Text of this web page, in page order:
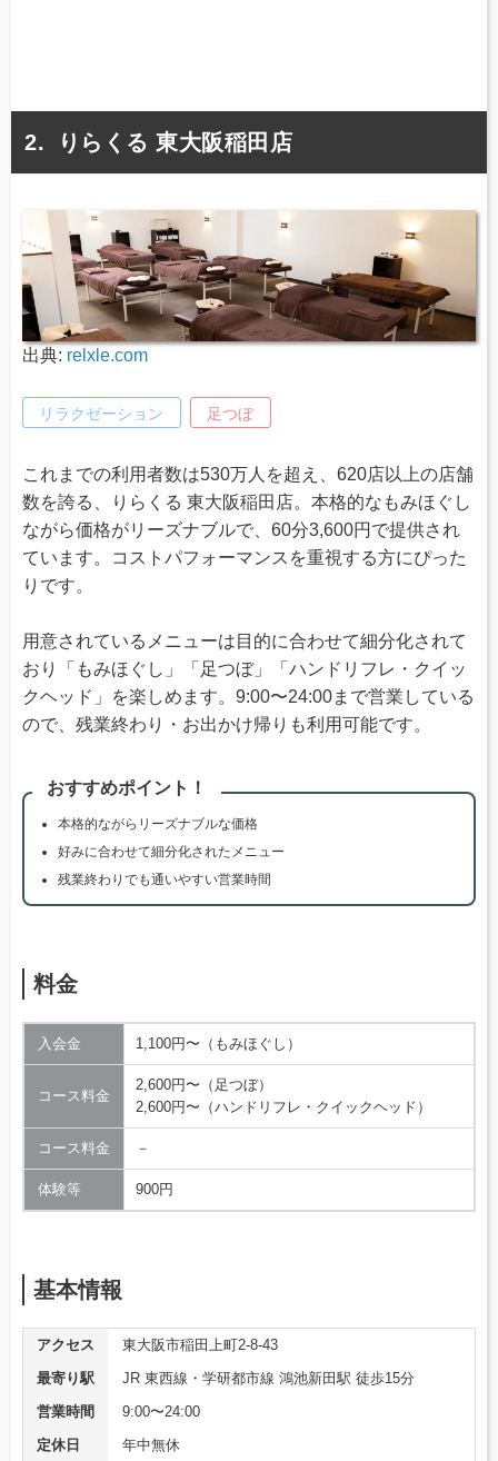
りらくる 東大阪稲田店
出典: relxle.com
リラクゼーション 足つぼ
これまでの利用者数は530万人を超え、620店以上の店舗
数を誇る、りらくる 東大阪稲田店。本格的なもみほぐし
ながら価格がリーズナブルで、60分3,600円で提供され
ています。コストパフォーマンスを重視する方にぴった
りです。
用意されているメニューは目的に合わせて細分化されて
おり「もみほぐし」「足つぼ」「ハンドリフレ・クイッ
クヘッド」を楽しめます。9:00〜24:00まで営業している
ので、残業終わり・お出かけ帰りも利用可能です。
おすすめポイント！
本格的ながらリーズナブルな価格
好みに合わせて細分化されたメニュー
残業終わりでも通いやすい営業時間
料金
入会金 1,100円〜（もみほぐし）
コース料金
2,600円〜（足つぼ）
2,600円〜（ハンドリフレ・クイックヘッド）
コース料金 －
体験等 900円
基本情報
アクセス
東大阪市稲田上町2-8-43
最寄り駅
JR 東西線・学研都市線 鴻池新田駅 徒歩15分
営業時間
9:00〜24:00
定休日
年中無休